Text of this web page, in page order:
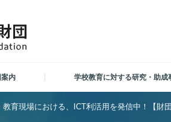
内 学校教育に対する研究・助成
教育現場における、ICT利活用を発信中！【財